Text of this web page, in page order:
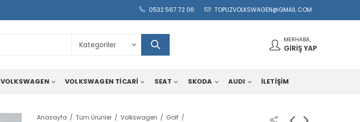
0532 567 72 06 TOPUZVOLKSWAGEN@GMAIL.COM
MERHABA,
GIRIŞ YAP
VOLKSWAGEN VOLKSWAGEN TICARI SEAT SKODA AUDI İLETİŞİM
Anasayfa Tüm Ürünler Volkswagen
Golf